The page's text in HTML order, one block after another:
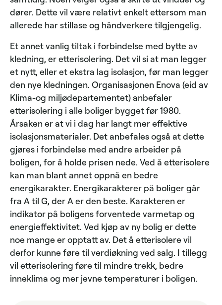
dører. Dette vil være relativt enkelt ettersom man
allerede har stillase og håndverkere tilgjengelig.
Et annet vanlig tiltak i forbindelse med bytte av
kledning, er etterisolering. Det vil si at man legger
et nytt, eller et ekstra lag isolasjon, før man legger
den nye kledningen. Organisasjonen Enova (eid av
Klima-og miljødepartementet) anbefaler
etterisolering i alle boliger bygget før 1980.
Årsaken er at vi i dag har langt mer effektive
isolasjonsmaterialer. Det anbefales også at dette
gjøres i forbindelse med andre arbeider på
boligen, for å holde prisen nede. Ved å etterisolere
kan man blant annet oppnå en bedre
energikarakter. Energikarakterer på boliger går
fra A til G, der A er den beste. Karakteren er
indikator på boligens forventede varmetap og
energieffektivitet. Ved kjøp av ny bolig er dette
noe mange er opptatt av. Det å etterisolere vil
derfor kunne føre til verdiøkning ved salg. I tillegg
vil etterisolering føre til mindre trekk, bedre
inneklima og mer jevne temperaturer i boligen.